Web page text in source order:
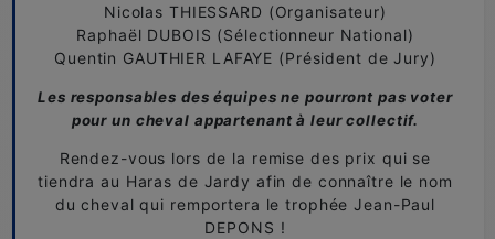
Nicolas THIESSARD (Organisateur)
Raphaël DUBOIS (Sélectionneur National)
Quentin GAUTHIER LAFAYE (Président de Jury)
Les responsables des équipes ne pourront pas voter
pour un cheval appartenant à leur collectif.
Rendez-vous lors de la remise des prix qui se
tiendra au Haras de Jardy afin de connaître le nom
du cheval qui remportera le trophée Jean-Paul
DEPONS !